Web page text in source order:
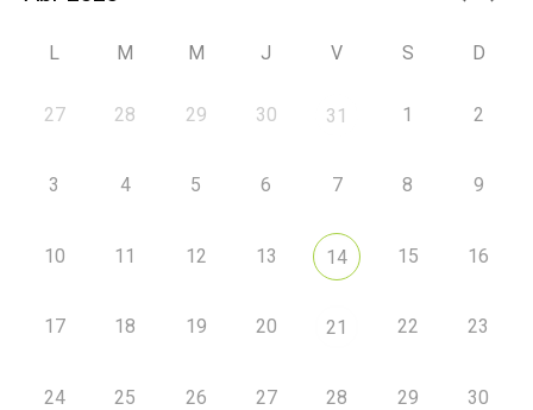
L M M J V S D
27 28 29 30 31 1 2
3 4 5 6 7 8 9
10 11 12 13 14 15 16
17 18 19 20 21 22 23
24 25 26 27 28 29 30